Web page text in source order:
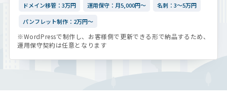
ドメイン移管：3万円
運用保守：月5,000円～
名刺：3～5万円
パンフレット制作：2万円～
※WordPressで制作し、お客様側で更新できる形で納品するため、
運用保守契約は任意となります